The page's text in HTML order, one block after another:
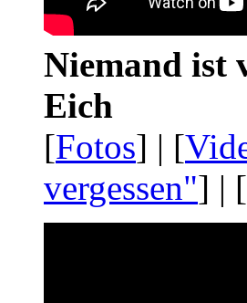
Niemand ist
Eich
[Fotos] | [
vergessen"] | [